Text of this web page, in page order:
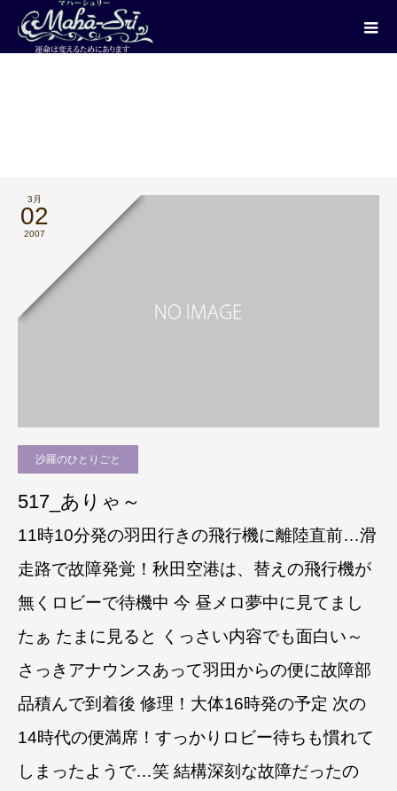
ブログ 沙羅のひとりごと
3月
02
2007
沙羅のひとりごと
517_ありゃ～
11時10分発の羽田行きの飛行機に離陸直前…滑
走路で故障発覚！秋田空港は、替えの飛行機が
無くロビーで待機中 今 昼メロ夢中に見てまし
たぁ たまに見ると くっさい内容でも面白い～
さっきアナウンスあって羽田からの便に故障部
品積んで到着後 修理！大体16時発の予定 次の
14時代の便満席！すっかりロビー待ちも慣れて
しまったようで…笑 結構深刻な故障だったの